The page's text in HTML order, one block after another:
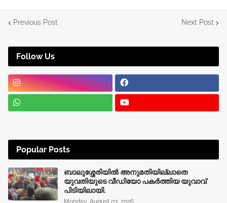
Previous Post Next Post
Follow Us
Popular Posts
ബാലുശ്ശേരിയിൽ അനുമതിയില്ലാതെ
യുവതിയുടെ വീഡിയോ പകർത്തിയ യുവാവ്
പിടിയിലായി.
Monday, August 03, 2026